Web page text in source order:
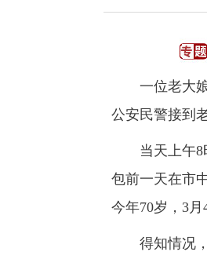
一位老大娘
公安民警接到
当天上午8时
包前一天在市
今年70岁，3
得知情况，